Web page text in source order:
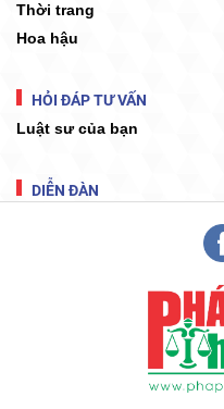
Thời trang
Hoa hậu
HỎI ĐÁP TƯ VẤN
Luật sư của bạn
DIỄN ĐÀN